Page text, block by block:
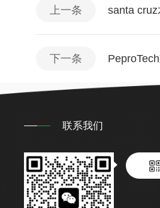
上一条 santa
下一条
联系我们